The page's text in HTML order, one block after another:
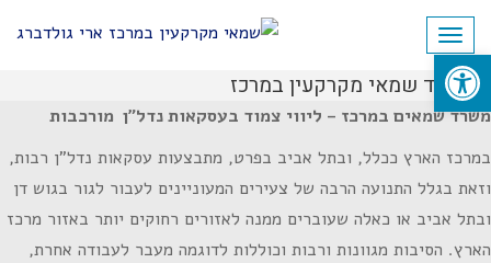
פתח סרגל נגישות
לתוכן
תפריט
משרד שמאי מקרקעין במרכז
משרד שמאים במרכז – ליווי צמוד בעסקאות נדל"ן מורכבות
במרכז הארץ ככלל, ובתל אביב בפרט, מתבצעות עסקאות נדל"ן רבות,
וזאת בגלל התנועה הרבה של צעירים המעוניינים לעבור לגור בגוש דן
ובתל אביב או כאלה שעוברים ממנה לאזורים רחוקים יותר באזור מרכז
הארץ. הסיבות מגוונות ורבות וכוללות לדוגמה מעבר לעבודה אחרת,